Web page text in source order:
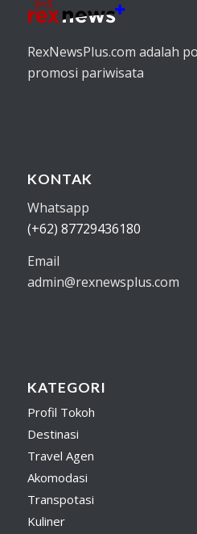
RexNewsPlus.com adalah
promosi pariwisata
KONTAK
Whatsapp
(+62) 87729436180
Email
admin@rexnewsplus.com
KATEGORI
Profil Tokoh
Destinasi
Travel Agen
Akomodasi
Transpotasi
Kuliner